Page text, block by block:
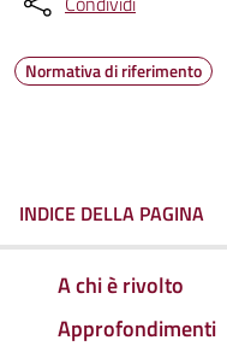
Normativa di riferimento
INDICE DELLA PAGINA
A chi è rivolto
Approfondimenti